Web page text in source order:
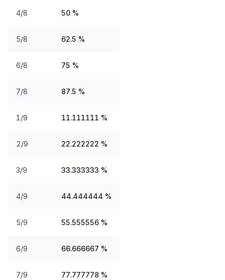
4/8 50 %
5/8 62.5 %
6/8 75 %
7/8 87.5 %
1/9 11.111111 %
2/9 22.222222 %
3/9 33.333333 %
4/9 44.444444 %
5/9 55.555556 %
6/9 66.666667 %
7/9 77.777778 %